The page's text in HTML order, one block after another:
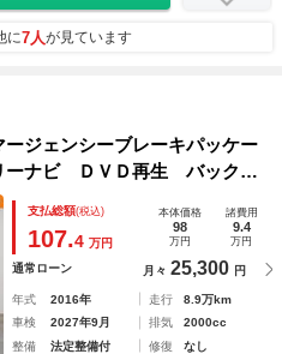
に7人が見ています
ジェンシーブレーキパッケー
ナビ ＤＶＤ再生 バックカ
ＥＤヘッドランプ 記録簿
支払総額(税込)
107.4 万円
本体価格
98
万円
諸費用
9.4
万円
通常ローン 月々 25,300 円
年式 2016年 走行
8.9万km
車検
2027年9月 排気
2000cc
整備
法定整備付 修復
なし